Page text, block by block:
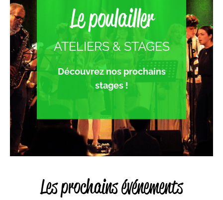
Le poulailler
ATELIERS & STAGES
Découvrez nos prochains
stages !
Les prochains événements